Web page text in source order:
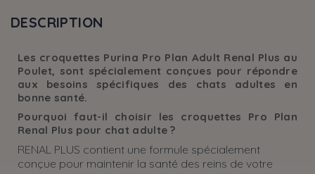
DESCRIPTION
Les croquettes Purina Pro Plan Adult Renal Plus au
Poulet, sont spécialement conçues pour répondre
aux besoins spécifiques des chats adultes en
bonne santé.
Pourquoi faut-il choisir les croquettes Pro Plan
Renal Plus pour chat adulte ?
RENAL PLUS contient une formule spécialement
conçue pour maintenir la santé des reins de votre